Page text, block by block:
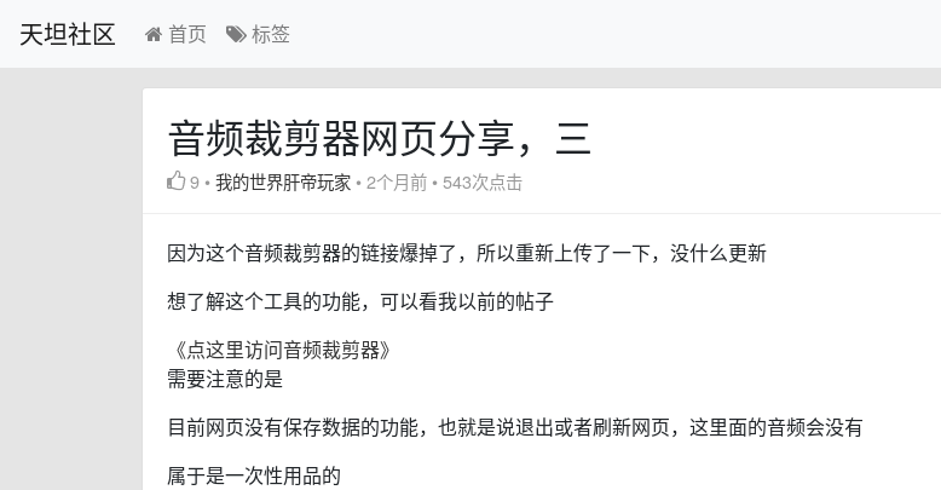
天坦社区 首页 标签
音频裁剪器网页分享，三
9 •我的世界肝帝玩家 •2个月前 •543次点击
因为这个音频裁剪器的链接爆掉了，所以重新上传了一下，没什么更新
想了解这个工具的功能，可以看我以前的帖子
《点这里访问音频裁剪器》
需要注意的是
目前网页没有保存数据的功能，也就是说退出或者刷新网页，这里面的音频会没有
属于是一次性用品的